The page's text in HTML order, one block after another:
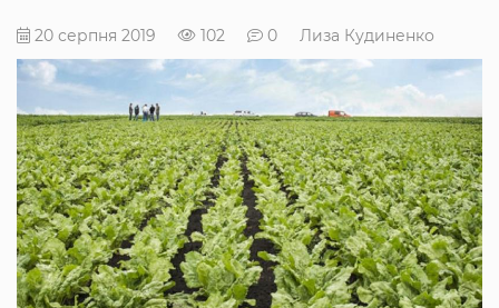
20 серпня 2019 102 0 Лиза Кудиненко